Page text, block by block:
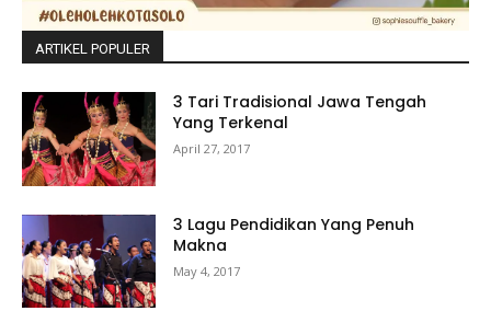
ARTIKEL POPULER
3 Tari Tradisional Jawa Tengah
Yang Terkenal
April 27, 2017
3 Lagu Pendidikan Yang Penuh
Makna
May 4, 2017